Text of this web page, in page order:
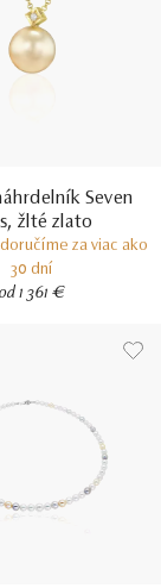
Seven
žlté zlato
za viac ako
30 dní
od 1 361 €